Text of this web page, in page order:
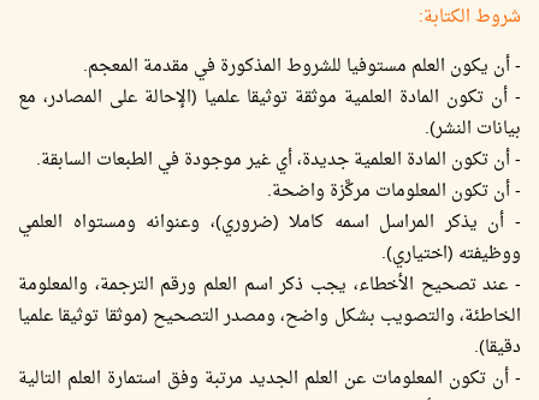
شروط الكتابة:
- أن يكون العلم مستوفيا للشروط المذكورة في مقدمة المعجم.
- أن تكون المادة العلمية موثقة توثيقا علميا (الإحالة على المصادر، مع
بيانات النشر).
- أن تكون المادة العلمية جديدة، أي غير موجودة في الطبعات السابقة.
- أن تكون المعلومات مركَّزة واضحة.
- أن يذكر المراسل اسمه كاملا (ضروري)، وعنوانه ومستواه العلمي
ووظيفته (اختياري).
- عند تصحيح الأخطاء، يجب ذكر اسم العلم ورقم الترجمة، والمعلومة
الخاطئة، والتصويب بشكل واضح، ومصدر التصحيح (موثقا توثيقا علميا
دقيقا).
- أن تكون المعلومات عن العلم الجديد مرتبة وفق استمارة العلم التالية